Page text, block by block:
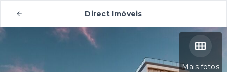
Direct Imóveis
Mais fotos